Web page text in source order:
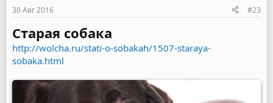
30 Авг 2016 #23
Старая собака
http://wolcha.ru/stati-o-sobakah/1507-staraya-
sobaka.html